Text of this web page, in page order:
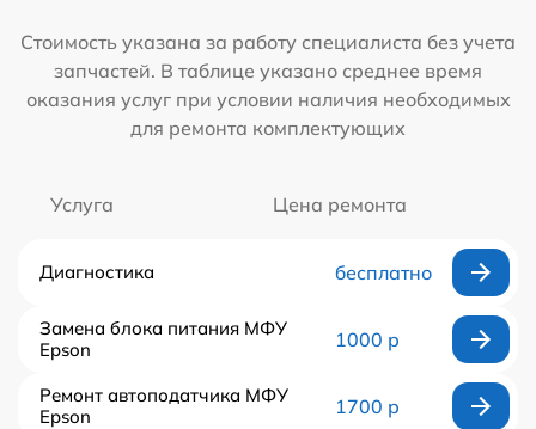
Стоимость указана за работу специалиста без учета
запчастей. В таблице указано среднее время
оказания услуг при условии наличия необходимых
для ремонта комплектующих
Услуга Цена ремонта
Диагностика бесплатно
Замена блока питания МФУ
Epson
1000 р
Ремонт автоподатчика МФУ
Epson
1700 р